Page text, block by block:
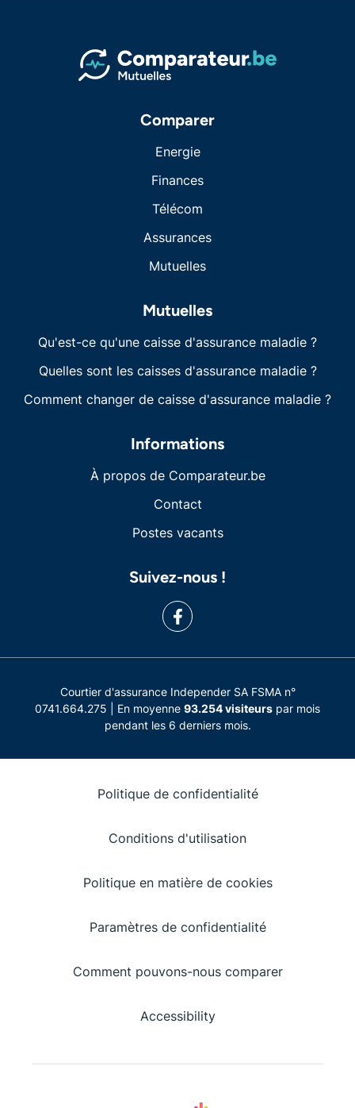
Comparer
Energie
Finances
Télécom
Assurances
Mutuelles
Mutuelles
Qu'est-ce qu'une caisse d'assurance maladie ?
Quelles sont les caisses d'assurance maladie ?
Comment changer de caisse d'assurance maladie ?
Informations
À propos de Comparateur.be
Contact
Postes vacants
Suivez-nous !
Courtier d'assurance Independer SA FSMA n°
0741.664.275 | En moyenne 93.254 visiteurs par mois
pendant les 6 derniers mois.
Politique de confidentialité
Conditions d'utilisation
Politique en matière de cookies
Paramètres de confidentialité
Comment pouvons-nous comparer
Accessibility